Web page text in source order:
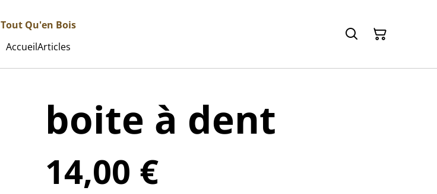
Tout Qu'en Bois
AccueilArticles
boite à dent
14,00 €